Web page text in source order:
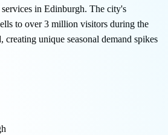
in Edinburgh. The city's
to over 3 million visitors during the
unique seasonal demand spikes